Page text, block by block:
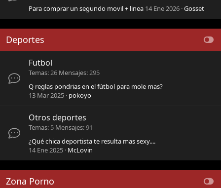
Para comprar un segundo movil + linea 14 Ene 2026 Gosset
Deportes
Futbol
Temas 26 Mensajes 295
Q reglas pondrias en el fútbol para mole mas?
13 Mar 2025 pokoyo
Otros deportes
Temas 5 Mensajes 91
¿Qué chica deportista te resulta mas sexy....
14 Ene 2025 McLovin
Zona Porno